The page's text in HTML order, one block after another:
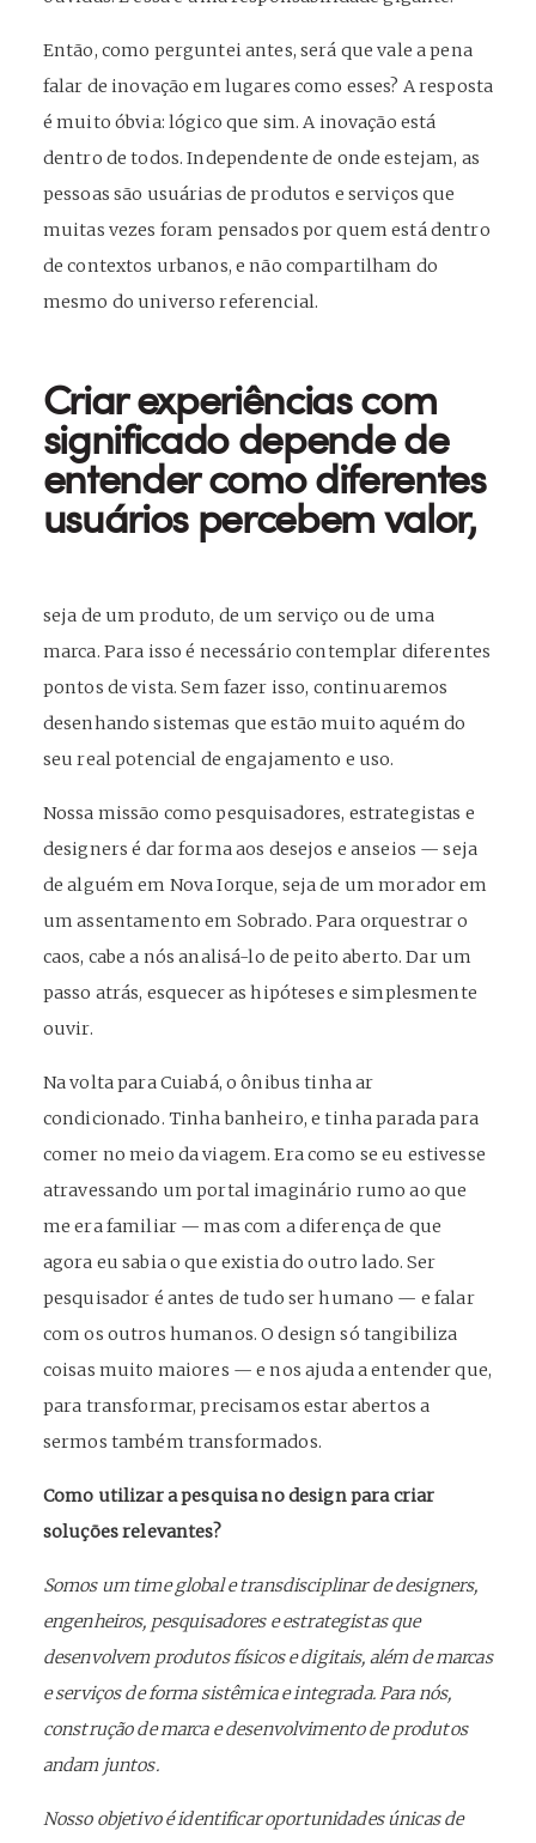
Então, como perguntei antes, será que vale a pena
falar de inovação em lugares como esses? A resposta
é muito óbvia: lógico que sim. A inovação está
dentro de todos. Independente de onde estejam, as
pessoas são usuárias de produtos e serviços que
muitas vezes foram pensados por quem está dentro
de contextos urbanos, e não compartilham do
mesmo do universo referencial.
Criar experiências com
significado depende de
entender como diferentes
usuários percebem valor,
seja de um produto, de um serviço ou de uma
marca. Para isso é necessário contemplar diferentes
pontos de vista. Sem fazer isso, continuaremos
desenhando sistemas que estão muito aquém do
seu real potencial de engajamento e uso.
Nossa missão como pesquisadores, estrategistas e
designers é dar forma aos desejos e anseios — seja
de alguém em Nova Iorque, seja de um morador em
um assentamento em Sobrado. Para orquestrar o
caos, cabe a nós analisá-lo de peito aberto. Dar um
passo atrás, esquecer as hipóteses e simplesmente
ouvir.
Na volta para Cuiabá, o ônibus tinha ar
condicionado. Tinha banheiro, e tinha parada para
comer no meio da viagem. Era como se eu estivesse
atravessando um portal imaginário rumo ao que
me era familiar — mas com a diferença de que
agora eu sabia o que existia do outro lado. Ser
pesquisador é antes de tudo ser humano — e falar
com os outros humanos. O design só tangibiliza
coisas muito maiores — e nos ajuda a entender que,
para transformar, precisamos estar abertos a
sermos também transformados.
Como utilizar a pesquisa no design para criar
soluções relevantes?
Somos um time global e transdisciplinar de designers,
engenheiros, pesquisadores e estrategistas que
desenvolvem produtos físicos e digitais, além de marcas
e serviços de forma sistêmica e integrada. Para nós,
construção de marca e desenvolvimento de produtos
andam juntos.
Nosso objetivo é identificar oportunidades únicas de